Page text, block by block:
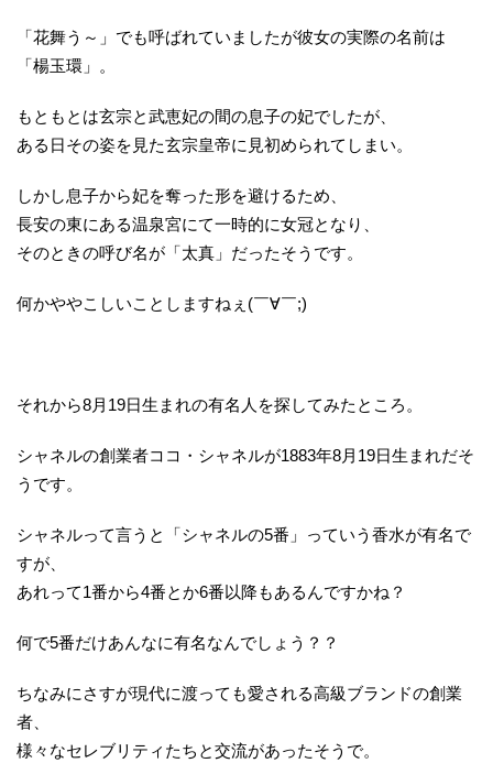
「花舞う～」でも呼ばれていましたが彼女の実際の名前は
「楊玉環」。
もともとは玄宗と武恵妃の間の息子の妃でしたが、
ある日その姿を見た玄宗皇帝に見初められてしまい。
しかし息子から妃を奪った形を避けるため、
長安の東にある温泉宮にて一時的に女冠となり、
そのときの呼び名が「太真」だったそうです。
何かややこしいことしますねぇ(￣∀￣;)
それから8月19日生まれの有名人を探してみたところ。
シャネルの創業者ココ・シャネルが1883年8月19日生まれだそ
うです。
シャネルって言うと「シャネルの5番」っていう香水が有名で
すが、
あれって1番から4番とか6番以降もあるんですかね？
何で5番だけあんなに有名なんでしょう？？
ちなみにさすが現代に渡っても愛される高級ブランドの創業
者、
様々なセレブリティたちと交流があったそうで。